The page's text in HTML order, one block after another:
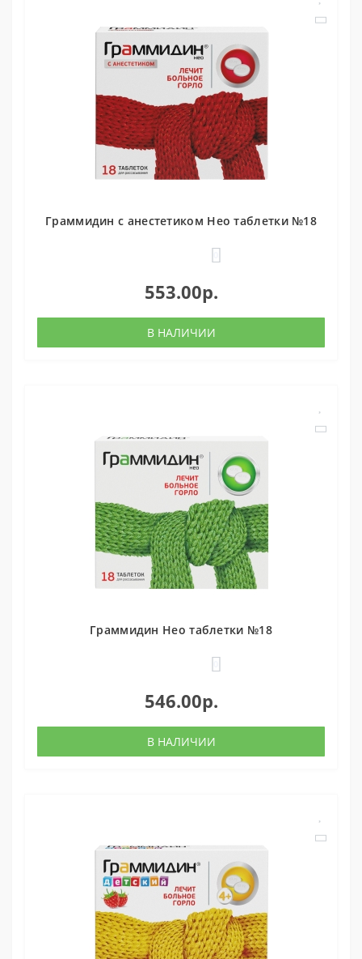
Граммидин с анестетиком Нео таблетки №18
553.00р.
В НАЛИЧИИ
Граммидин Нео таблетки №18
546.00р.
В НАЛИЧИИ